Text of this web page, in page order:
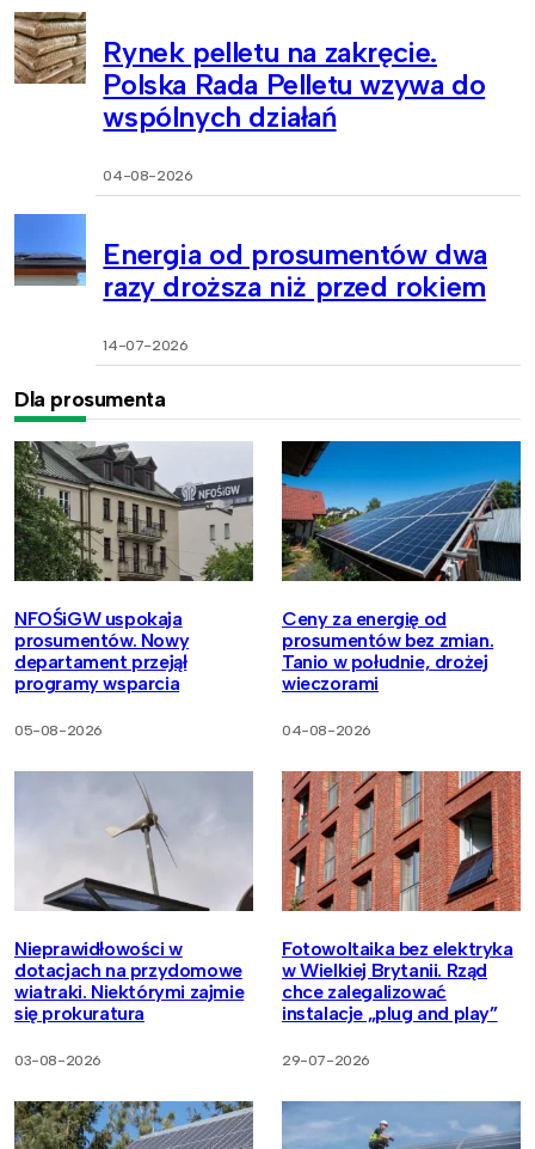
Rynek pelletu na zakręcie.
Polska Rada Pelletu wzywa do
wspólnych działań
04-08-2026
Energia od prosumentów dwa
razy droższa niż przed rokiem
14-07-2026
Dla prosumenta
NFOŚiGW uspokaja
prosumentów. Nowy
departament przejął
programy wsparcia
05-08-2026
Ceny za energię od
prosumentów bez zmian.
Tanio w południe, drożej
wieczorami
04-08-2026
Nieprawidłowości w
dotacjach na przydomowe
wiatraki. Niektórymi zajmie
się prokuratura
03-08-2026
Fotowoltaika bez elektryka
w Wielkiej Brytanii. Rząd
chce zalegalizować
instalacje „plug and play”
29-07-2026